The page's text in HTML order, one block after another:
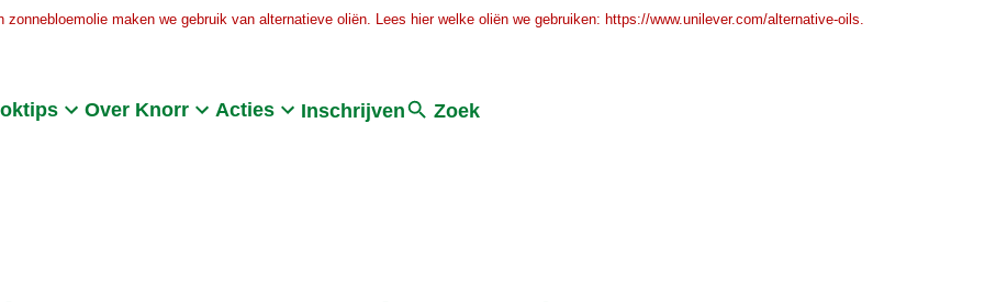
maken we gebruik van alternatieve oliën. Lees hier welke oliën we gebruiken: https://www.unilever.com/alternative-oils.
Over Knorr Acties Inschrijven Zoek